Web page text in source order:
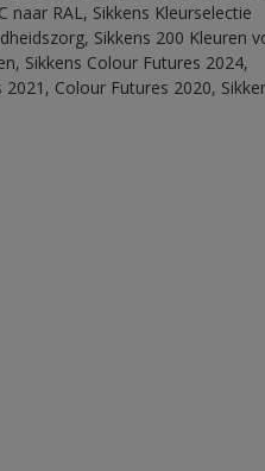
naar RAL, Sikkens Kleurselectie
Sikkens 200 Kleuren
Sikkens Colour Futures 2024,
Colour Futures 2020,